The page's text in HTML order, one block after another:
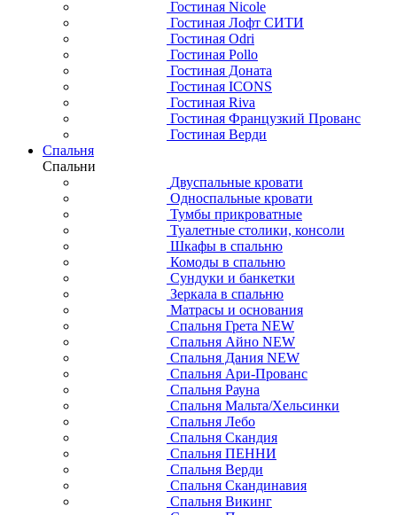
Гостиная Nicole
Гостиная Лофт СИТИ
Гостиная Odri
Гостиная Pollo
Гостиная Доната
Гостиная ICONS
Гостиная Riva
Гостиная Французкий Прованс
Гостиная Верди
Спальня
Спальни
Двуспальные кровати
Односпальные кровати
Тумбы прикроватные
Туалетные столики, консоли
Шкафы в спальню
Комоды в спальню
Сундуки и банкетки
Зеркала в спальню
Матрасы и основания
Спальня Грета NEW
Спальня Айно NEW
Спальня Дания NEW
Спальня Ари-Прованс
Спальня Рауна
Спальня Мальта/Хельсинки
Спальня Лебо
Спальня Скандия
Спальня ПЕННИ
Спальня Верди
Спальня Скандинавия
Спальня Викинг